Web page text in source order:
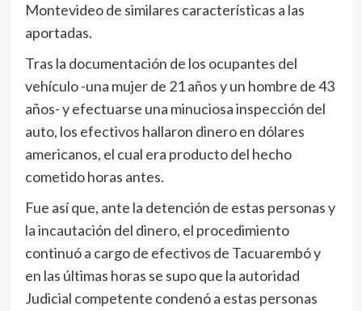
Montevideo de similares características a las
aportadas.
Tras la documentación de los ocupantes del
vehículo -una mujer de 21 años y un hombre de 43
años- y efectuarse una minuciosa inspección del
auto, los efectivos hallaron dinero en dólares
americanos, el cual era producto del hecho
cometido horas antes.
Fue así que, ante la detención de estas personas y
la incautación del dinero, el procedimiento
continuó a cargo de efectivos de Tacuarembó y
en las últimas horas se supo que la autoridad
Judicial competente condenó a estas personas